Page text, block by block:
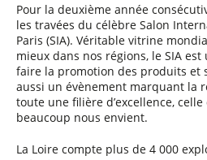
Pour la deuxième année
les travées du célèbre Salon
Paris (SIA). Véritable vitrine
mieux dans nos régions, le SIA
faire la promotion des produits et
aussi un évènement marquant la
toute une filière d’excellence,
beaucoup nous envient.
La Loire compte plus de 4 000